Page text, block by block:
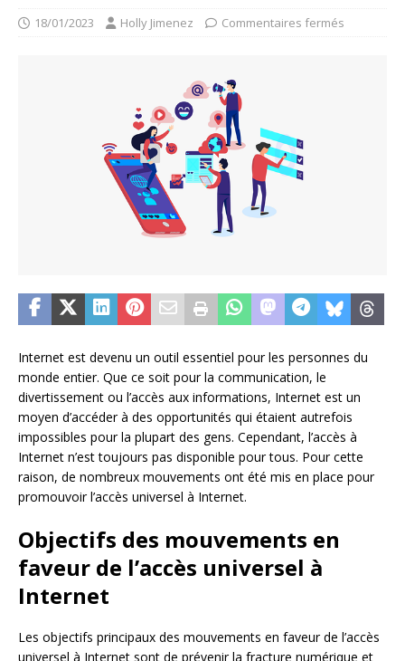
18/01/2023 Holly Jimenez Commentaires fermés
Internet est devenu un outil essentiel pour les personnes du
monde entier. Que ce soit pour la communication, le
divertissement ou l’accès aux informations, Internet est un
moyen d’accéder à des opportunités qui étaient autrefois
impossibles pour la plupart des gens. Cependant, l’accès à
Internet n’est toujours pas disponible pour tous. Pour cette
raison, de nombreux mouvements ont été mis en place pour
promouvoir l’accès universel à Internet.
Objectifs des mouvements en
faveur de l’accès universel à
Internet
Les objectifs principaux des mouvements en faveur de l’accès
universel à Internet sont de prévenir la fracture numérique et